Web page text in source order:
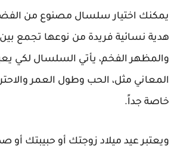
يمكنك اختيار سلسال مصنوع من
هدية نسائية فريدة من نوعها تجمع بين
والمظهر الفخم، يأتي السلسال لكي
المعاني مثل، الحب وطول العمر
خاصة جداً.
ويعتبر عيد ميلاد زوجتك أو حبيبتك أو